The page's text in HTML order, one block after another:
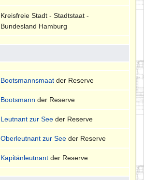
Kreisfreie Stadt - Stadtstaat -
Bundesland Hamburg
Bootsmannsmaat der Reserve
Bootsmann der Reserve
Leutnant zur See der Reserve
Oberleutnant zur See der Reserve
Kapitänleutnant der Reserve